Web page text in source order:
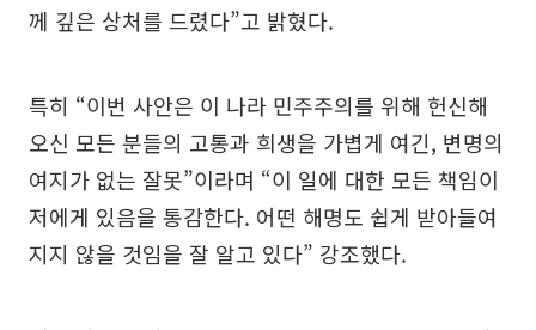
께 깊은 상처를 드렸다”고 밝혔다.
특히 “이번 사안은 이 나라 민주주의를 위해 헌신해
오신 모든 분들의 고통과 희생을 가볍게 여긴, 변명의
여지가 없는 잘못”이라며 “이 일에 대한 모든 책임이
저에게 있음을 통감한다. 어떤 해명도 쉽게 받아들여
지지 않을 것임을 잘 알고 있다” 강조했다.